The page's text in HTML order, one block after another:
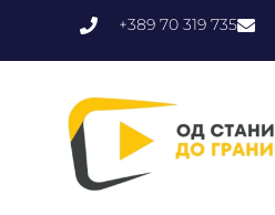
+389 70 319 735